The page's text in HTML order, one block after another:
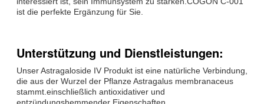
ist die perfekte Ergänzung für Sie.
Unterstützung und Dienstleistungen:
Unser Astragaloside IV Produkt ist eine natürliche Verbindung,
die aus der Wurzel der Pflanze Astragalus membranaceus
stammt.einschließlich antioxidativer und